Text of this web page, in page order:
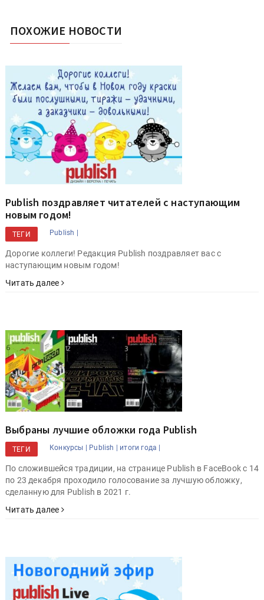
ПОХОЖИЕ НОВОСТИ
Publish поздравляет читателей с наступающим
новым годом!
ТЕГИ Publish |
Дорогие коллеги! Редакция Publish поздравляет вас с
наступающим новым годом!
Читать далее
Выбраны лучшие обложки года Publish
ТЕГИ Конкурсы | Publish | итоги года |
По сложившейся традиции, на странице Publish в FaceBook c 14
по 23 декабря проходило голосование за лучшую обложку,
сделанную для Publish в 2021 г.
Читать далее